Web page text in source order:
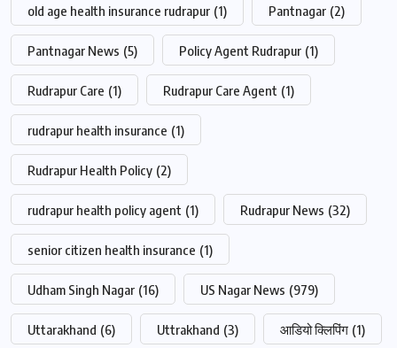
old age health insurance rudrapur (1) Pantnagar (2)
Pantnagar News (5) Policy Agent Rudrapur (1)
Rudrapur Care (1) Rudrapur Care Agent (1)
rudrapur health insurance (1)
Rudrapur Health Policy (2)
rudrapur health policy agent (1) Rudrapur News (32)
senior citizen health insurance (1)
Udham Singh Nagar (16) US Nagar News (979)
Uttarakhand (6) Uttrakhand (3) आडियो क्लिपिंग (1)